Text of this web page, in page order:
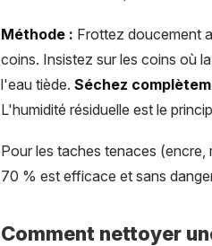
Méthode : Frottez doucement
coins. Insistez sur les coins où
l'eau tiède. Séchez
L'humidité résiduelle est le
Pour les taches tenaces (encre,
70 % est efficace et sans
Comment nettoyer